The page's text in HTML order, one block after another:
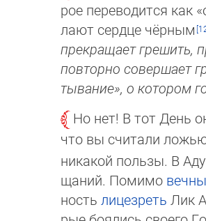
рое переводится как
ла­ют сердце чёрным
пре­кра­щает грешить,
повторно совер­шает
тывание», о котором
Но нет! В тот День
что вы считали
ни­какой пользы. В
ща­ний. Помимо
ность ли­це­зреть Лик